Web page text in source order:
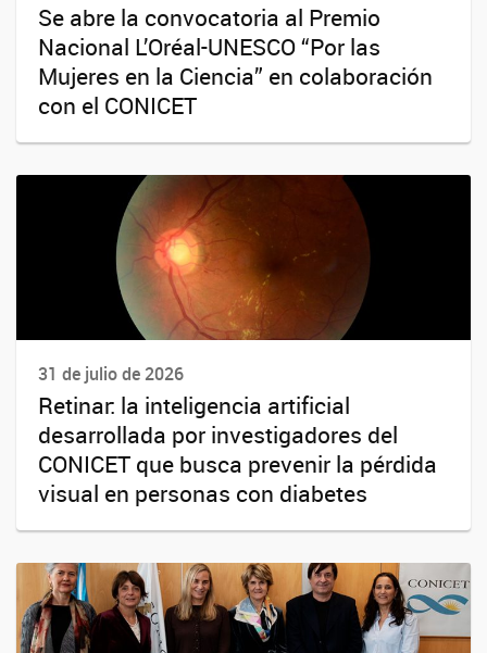
Se abre la convocatoria al Premio
Nacional L’Oréal-UNESCO “Por las
Mujeres en la Ciencia” en colaboración
con el CONICET
31 de julio de 2026
Retinar: la inteligencia artificial
desarrollada por investigadores del
CONICET que busca prevenir la pérdida
visual en personas con diabetes